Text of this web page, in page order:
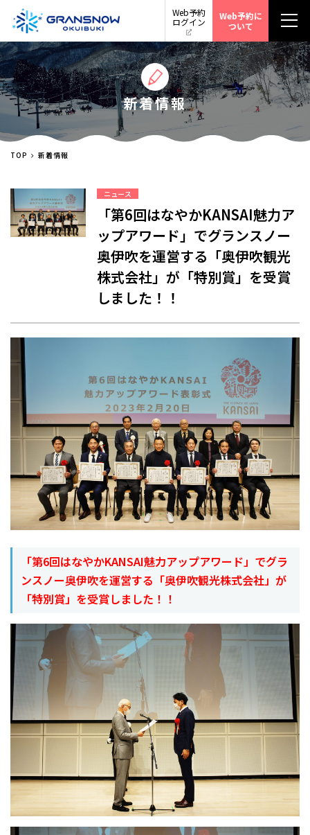
Web予約
ログイン
Web予約に
ついて
新着情報
TOP 新着情報
ニュース
「第6回はなやかKANSAI魅力ア
ップアワード」でグランスノー
奥伊吹を運営する「奥伊吹観光
株式会社」が「特別賞」を受賞
しました！！
「第6回はなやかKANSAI魅力アップアワード」でグラ
ンスノー奥伊吹を運営する「奥伊吹観光株式会社」が
「特別賞」を受賞しました！！